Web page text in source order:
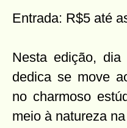
Entrada: R$5 até
Nesta edição,
dedica se move
no charmoso
meio à natureza